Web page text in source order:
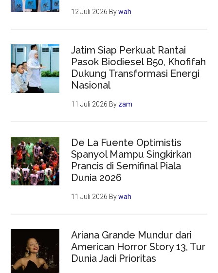
12 Juli 2026 Bywah
Jatim Siap Perkuat Rantai
Pasok Biodiesel B50, Khofifah
Dukung Transformasi Energi
Nasional
11 Juli 2026 By zam
De La Fuente Optimistis
Spanyol Mampu Singkirkan
Prancis di Semifinal Piala
Dunia 2026
11 Juli 2026 Bywah
Ariana Grande Mundur dari
American Horror Story 13, Tur
Dunia Jadi Prioritas